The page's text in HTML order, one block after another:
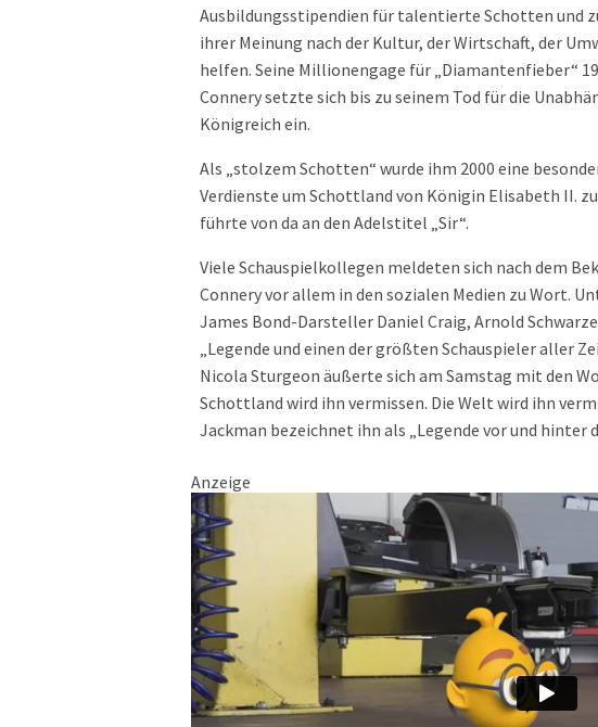
Ausbildungsstipendien für talentierte Schotten und
ihrer Meinung nach der Kultur, der Wirtschaft, der
helfen. Seine Millionengage für „Diamantenfieber“
Connery setzte sich bis zu seinem Tod für die
Königreich ein.
Als „stolzem Schotten“ wurde ihm 2000 eine
Verdienste um Schottland von Königin Elisabeth II.
führte von da an den Adelstitel „Sir“.
Viele Schauspielkollegen meldeten sich nach dem
Connery vor allem in den sozialen Medien zu Wort.
James Bond-Darsteller Daniel Craig, Arnold
„Legende und einen der größten Schauspieler aller
Nicola Sturgeon äußerte sich am Samstag mit den
Schottland wird ihn vermissen. Die Welt wird ihn
Jackman bezeichnet ihn als „Legende vor und hinter
Anzeige